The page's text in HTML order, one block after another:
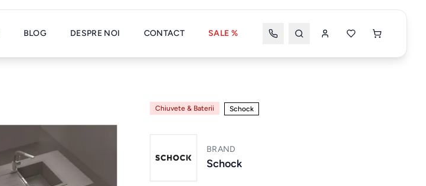
BLOG DESPRE NOI CONTACT SALE %
Chiuvete & Baterii Schock
BRAND
Schock